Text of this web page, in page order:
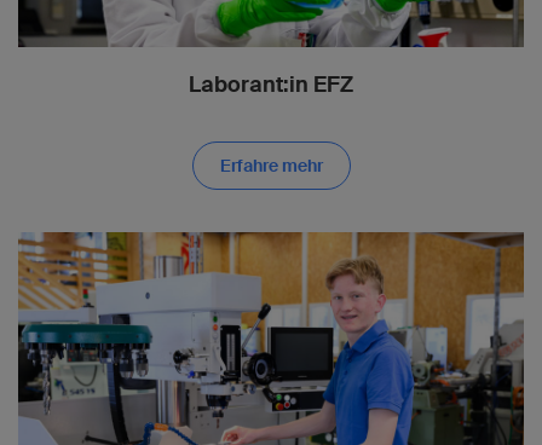
Laborant:in EFZ
Erfahre mehr